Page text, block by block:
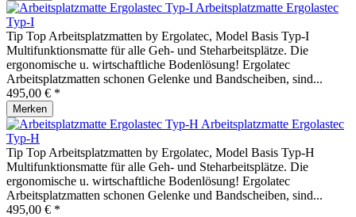
Arbeitsplatzmatte Ergolastec
Typ-I
Tip Top Arbeitsplatzmatten by Ergolatec, Model Basis Typ-I
Multifunktionsmatte für alle Geh- und Steharbeitsplätze. Die
ergonomische u. wirtschaftliche Bodenlösung! Ergolatec
Arbeitsplatzmatten schonen Gelenke und Bandscheiben, sind...
495,00 € *
Merken
Arbeitsplatzmatte Ergolastec
Typ-H
Tip Top Arbeitsplatzmatten by Ergolatec, Model Basis Typ-H
Multifunktionsmatte für alle Geh- und Steharbeitsplätze. Die
ergonomische u. wirtschaftliche Bodenlösung! Ergolatec
Arbeitsplatzmatten schonen Gelenke und Bandscheiben, sind...
495,00 € *